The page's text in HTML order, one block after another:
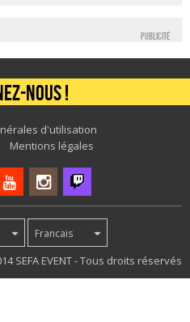
Publicité
nous !
d'utilisation
Mentions légales
Francais
SEFA EVENT - Tous droits réservés